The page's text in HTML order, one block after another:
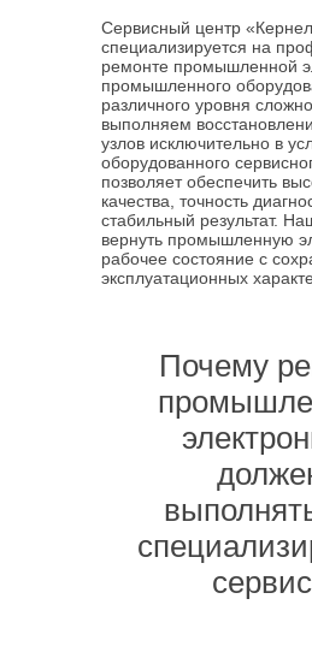
Сервисный центр
специализируется на
ремонте промышленной
промышленного
различного уровня
выполняем
узлов исключительно в
оборудованного
позволяет обеспечить
качества, точность
стабильный результат.
вернуть промышленную
рабочее состояние с
эксплуатационных
Почему